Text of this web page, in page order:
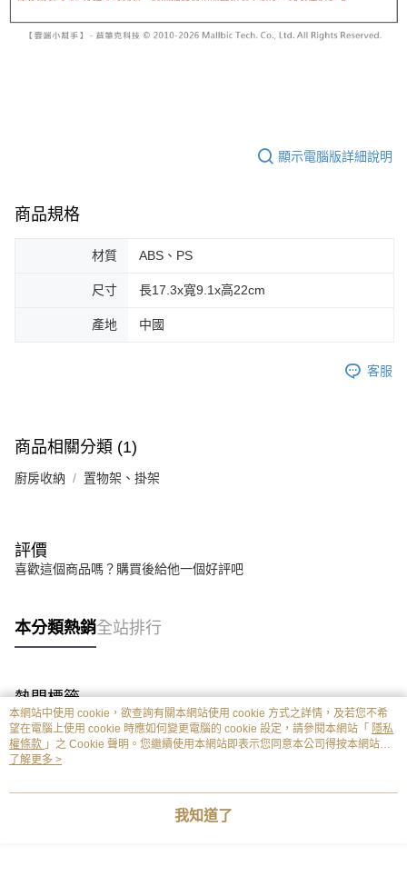
顯示電腦版詳細說明
商品規格
材質 ABS、PS
尺寸 長17.3x寬9.1x高22cm
產地 中國
客服
商品相關分類 (1)
廚房收納 置物架、掛架
評價
喜歡這個商品嗎？購買後給他一個好評吧
本分類熱銷全站排行
熱門標籤
本網站中使用 cookie，欲查詢有關本網站使用 cookie 方式之詳情，及若您不希
望在電腦上使用 cookie 時應如何變更電腦的 cookie 設定，請參閱本網站「 隱私
權條款 」之 Cookie 聲明。您繼續使用本網站即表示您同意本公司得按本網站使
用條款之 Cookie 聲明使用 cookie。
了解更多 >
我知道了